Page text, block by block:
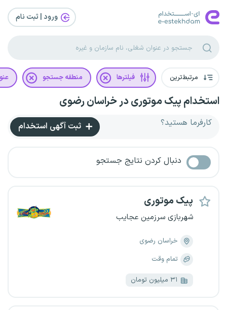
ورود | ثبت‌ نام
مرتبط‌ترین فیلترها منطقه جستجو
استخدام پیک موتوری در خراسان رضوی
کارفرما هستید؟ ثبت آگهی استخدام
دنبال کردن نتایج جستجو
پیک‌ موتوری
شهربازی سرزمین عجایب
خراسان رضوی
تمام وقت
۳۱ میلیون تومان